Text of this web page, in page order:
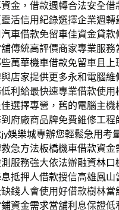
金，借款週轉合法安全借
活信用紀錄選擇企業週轉
車借款免留車佳資金貸款
傳統高評價商家專業服務
萬華機車借款免留車且上
店家提供更多永和電腦維
利給最快速專業借款使用
選擇專營，舊的電腦主機
到府廠商品牌免費維修工程
jy娛樂城專辦您輕鬆急用考
急方法板橋機車借款資金
服務強大依法辦融資林口
抵押人借款授信高雄鳳山
錢人會使用好借款樹林當
資金需求當舖利息保證低